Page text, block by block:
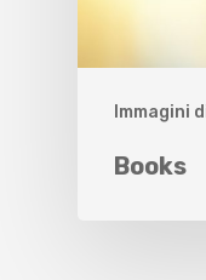
Immagini
Books